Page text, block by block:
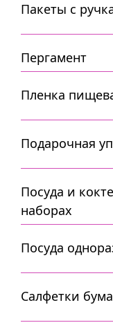
Пакеты с
Пергамент
Пленка
Подарочная
Посуда и
наборах
Посуда
Салфетки